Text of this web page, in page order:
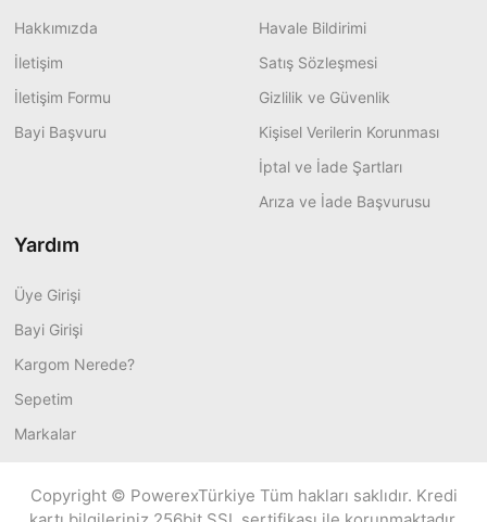
Hakkımızda
İletişim
İletişim Formu
Bayi Başvuru
Havale Bildirimi
Satış Sözleşmesi
Gizlilik ve Güvenlik
Kişisel Verilerin Korunması
İptal ve İade Şartları
Arıza ve İade Başvurusu
Yardım
Üye Girişi
Bayi Girişi
Kargom Nerede?
Sepetim
Markalar
Copyright © PowerexTürkiye Tüm hakları saklıdır. Kredi